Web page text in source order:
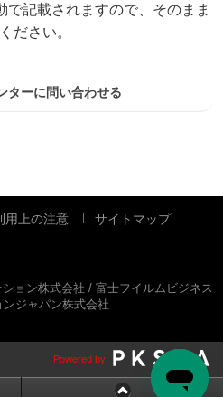
で記載されますので、そのまま
ださい。
ターに問い合わせる
用上の注意 サイトマップ
ョン株式会社 / 富士フイルムビジネス
ンジャパン株式会社
Powered by